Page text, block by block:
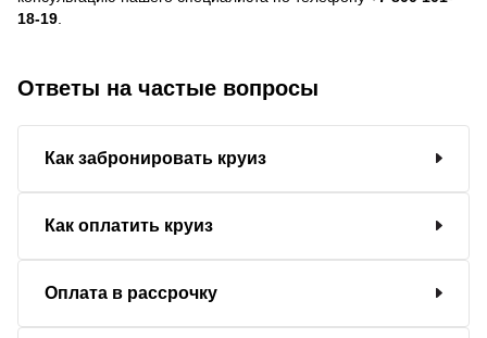
18-19
Ответы на частые вопросы
Как забронировать круиз
Как оплатить круиз
Оплата в рассрочку